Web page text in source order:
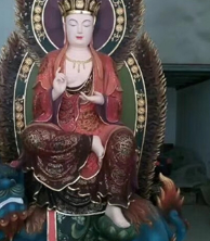
常识
新闻
荣誉
泥塑